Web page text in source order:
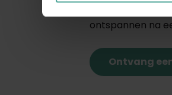
ontspannen na
Ontvang